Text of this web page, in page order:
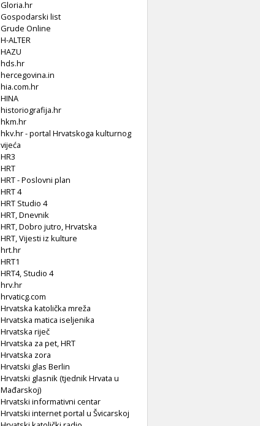
Gloria.hr
Gospodarski list
Grude Online
H-ALTER
HAZU
hds.hr
hercegovina.in
hia.com.hr
HINA
historiografija.hr
hkm.hr
hkv.hr - portal Hrvatskoga kulturnog
vijeća
HR3
HRT
HRT - Poslovni plan
HRT 4
HRT Studio 4
HRT, Dnevnik
HRT, Dobro jutro, Hrvatska
HRT, Vijesti iz kulture
hrt.hr
HRT1
HRT4, Studio 4
hrv.hr
hrvaticg.com
Hrvatska katolička mreža
Hrvatska matica iseljenika
Hrvatska riječ
Hrvatska za pet, HRT
Hrvatska zora
Hrvatski glas Berlin
Hrvatski glasnik (tjednik Hrvata u
Mađarskoj)
Hrvatski informativni centar
Hrvatski internet portal u Švicarskoj